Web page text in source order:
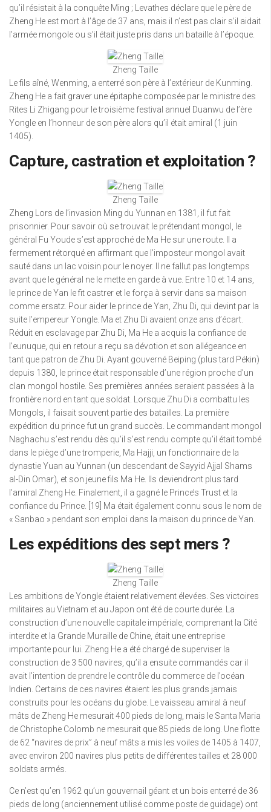
qu’il résistait à la conquête Ming ; Levathes déclare que le père de
Zheng He est mort à l’âge de 37 ans, mais il n’est pas clair s’il aidait
l’armée mongole ou s’il était juste pris dans un bataille à l’époque.
Zheng Taille
Le fils aîné, Wenming, a enterré son père à l’extérieur de Kunming.
Zheng He a fait graver une épitaphe composée par le ministre des
Rites Li Zhigang pour le troisième festival annuel Duanwu de l’ère
Yongle en l’honneur de son père alors qu’il était amiral (1 juin
1405).
Capture, castration et exploitation ?
Zheng Taille
Zheng Lors de l’invasion Ming du Yunnan en 1381, il fut fait
prisonnier. Pour savoir où se trouvait le prétendant mongol, le
général Fu Youde s’est approché de Ma He sur une route. Il a
fermement rétorqué en affirmant que l’imposteur mongol avait
sauté dans un lac voisin pour le noyer. Il ne fallut pas longtemps
avant que le général ne le mette en garde à vue. Entre 10 et 14 ans,
le prince de Yan le fit castrer et le força à servir dans sa maison
comme ersatz. Pour aider le prince de Yan, Zhu Di, qui devint par la
suite l’empereur Yongle. Ma et Zhu Di avaient onze ans d’écart.
Réduit en esclavage par Zhu Di, Ma He a acquis la confiance de
l’eunuque, qui en retour a reçu sa dévotion et son allégeance en
tant que patron de Zhu Di. Ayant gouverné Beiping (plus tard Pékin)
depuis 1380, le prince était responsable d’une région proche d’un
clan mongol hostile. Ses premières années seraient passées à la
frontière nord en tant que soldat. Lorsque Zhu Di a combattu les
Mongols, il faisait souvent partie des batailles. La première
expédition du prince fut un grand succès. Le commandant mongol
Naghachu s’est rendu dès qu’il s’est rendu compte qu’il était tombé
dans le piège d’une tromperie, Ma Hajji, un fonctionnaire de la
dynastie Yuan au Yunnan (un descendant de Sayyid Ajjal Shams
al-Din Omar), et son jeune fils Ma He. Ils deviendront plus tard
l’amiral Zheng He. Finalement, il a gagné le Prince’s Trust et la
confiance du Prince. [19] Ma était également connu sous le nom de
« Sanbao » pendant son emploi dans la maison du prince de Yan.
Les expéditions des sept mers ?
Zheng Taille
Les ambitions de Yongle étaient relativement élevées. Ses victoires
militaires au Vietnam et au Japon ont été de courte durée. La
construction d’une nouvelle capitale impériale, comprenant la Cité
interdite et la Grande Muraille de Chine, était une entreprise
importante pour lui. Zheng He a été chargé de superviser la
construction de 3 500 navires, qu’il a ensuite commandés car il
avait l’intention de prendre le contrôle du commerce de l’océan
Indien. Certains de ces navires étaient les plus grands jamais
construits pour les océans du globe. Le vaisseau amiral à neuf
mâts de Zheng He mesurait 400 pieds de long, mais le Santa Maria
de Christophe Colomb ne mesurait que 85 pieds de long. Une flotte
de 62 “navires de prix” à neuf mâts a mis les voiles de 1405 à 1407,
avec environ 200 navires plus petits de différentes tailles et 28 000
soldats armés.
Ce n’est qu’en 1962 qu’un gouvernail géant et un bois enterré de 36
pieds de long (anciennement utilisé comme poste de guidage) ont